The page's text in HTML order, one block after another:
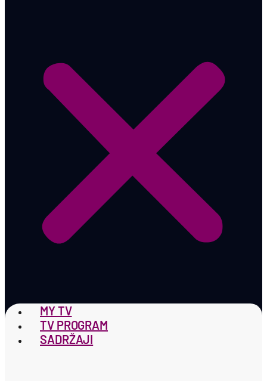
MY TV
TV PROGRAM
SADRŽAJI